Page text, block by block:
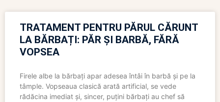
TRATAMENT PENTRU PĂRUL CĂRUNT
LA BĂRBAȚI: PĂR ȘI BARBĂ, FĂRĂ
VOPSEA
Firele albe la bărbați apar adesea întâi în barbă și pe la
tâmple. Vopseaua clasică arată artificial, se vede
rădăcina imediat și, sincer, puțini bărbați au chef să